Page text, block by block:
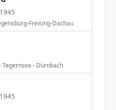
Freising-Dachau
- Dürnbach